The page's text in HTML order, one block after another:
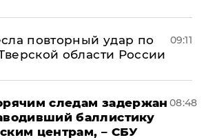
повторный удар по
области России
09:11
следам задержан
баллистику
центрам, – СБУ
08:48